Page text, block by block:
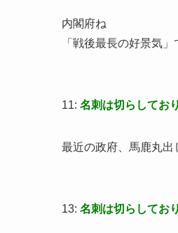
内閣府ね
「戦後最長の好景気
11: 名刺は切らしてお
最近の政府、馬鹿丸出
13: 名刺は切らしてお